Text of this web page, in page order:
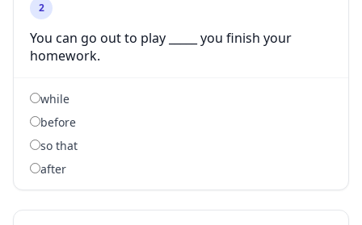
2
You can go out to play _____ you finish your
homework.
while
before
so that
after